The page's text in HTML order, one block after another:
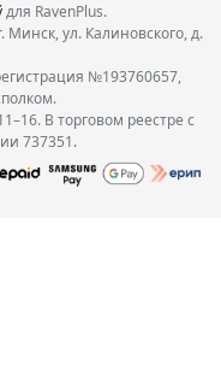
для RavenPlus.
Минск, ул. Калиновского, д.
№193760657,
В торговом реестре с
737351.